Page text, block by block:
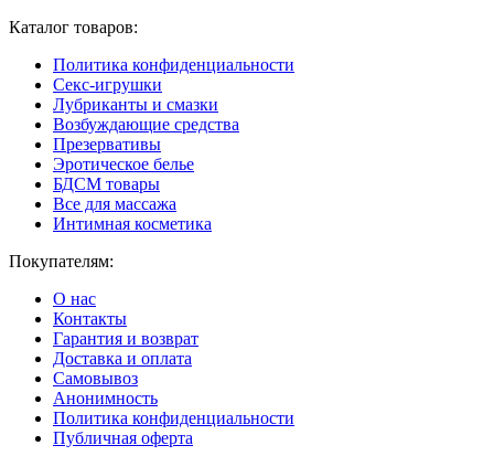
Каталог товаров:
Политика конфиденциальности
Секс-игрушки
Лубриканты и смазки
Возбуждающие средства
Презервативы
Эротическое белье
БДСМ товары
Все для массажа
Интимная косметика
Покупателям:
О нас
Контакты
Гарантия и возврат
Доставка и оплата
Самовывоз
Анонимность
Политика конфиденциальности
Публичная оферта